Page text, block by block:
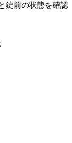
錠前の状態を確認